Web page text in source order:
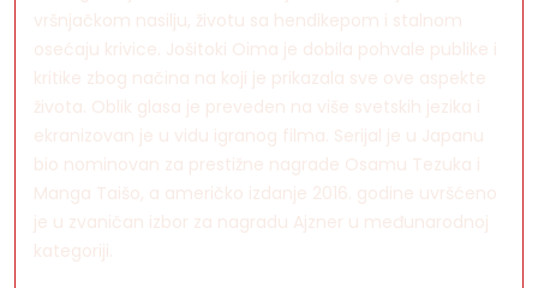
vršnjačkom nasilju, životu sa hendikepom i stalnom
osećaju krivice. Jošitoki Oima je dobila pohvale publike i
kritike zbog načina na koji je prikazala sve ove aspekte
života. Oblik glasa je preveden na više svetskih jezika i
ekranizovan je u vidu igranog filma. Serijal je u Japanu
bio nominovan za prestižne nagrade Osamu Tezuka i
Manga Taišo, a američko izdanje 2016. godine uvršćeno
je u zvaničan izbor za nagradu Ajzner u međunarodnoj
kategoriji.